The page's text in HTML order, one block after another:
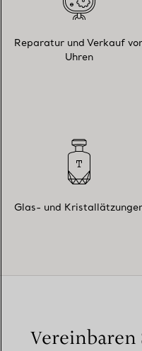
Reparatur und Verkauf
Uhren
Glas- und
Vereinbaren